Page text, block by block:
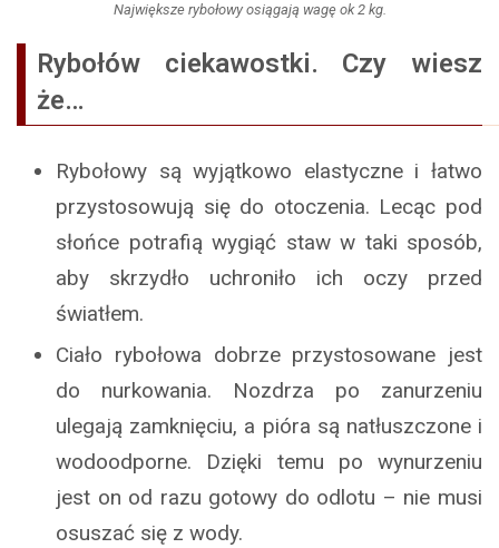
Największe rybołowy osiągają wagę ok 2 kg.
Rybołów ciekawostki. Czy wiesz
że…
Rybołowy są wyjątkowo elastyczne i łatwo
przystosowują się do otoczenia. Lecąc pod
słońce potrafią wygiąć staw w taki sposób,
aby skrzydło uchroniło ich oczy przed
światłem.
Ciało rybołowa dobrze przystosowane jest
do nurkowania. Nozdrza po zanurzeniu
ulegają zamknięciu, a pióra są natłuszczone i
wodoodporne. Dzięki temu po wynurzeniu
jest on od razu gotowy do odlotu – nie musi
osuszać się z wody.